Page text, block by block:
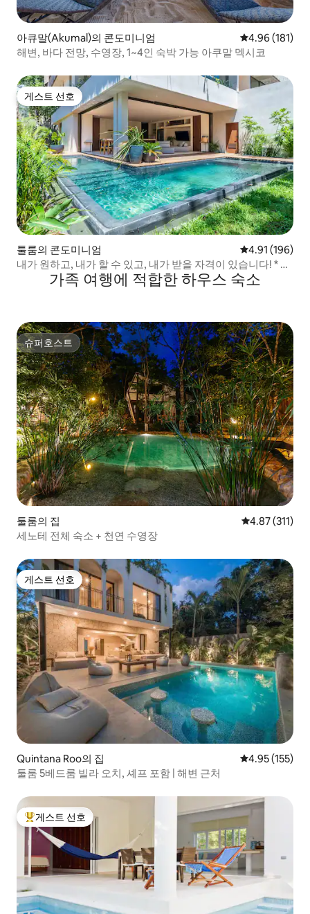
아큐말(Akumal)의 콘도미니엄 평점 4.96점(5
4.96 (181)
해변, 바다 전망, 수영장, 1~4인 숙박 가능 아쿠말 멕시코
게스트 선호
게스트 선호
툴룸의 콘도미니엄 평점 4.91점(5
4.91 (196)
내가 원하고, 내가 할 수 있고, 내가 받을 자격이 있습니다! * 전
용 수영장과 팔라파
가족 여행에 적합한 하우스 숙소
슈퍼호스트
슈퍼호스트
툴룸의 집 평점 4.87점(5
4.87 (311)
세노테 전체 숙소 + 천연 수영장
게스트 선호
게스트 선호
Quintana Roo의 집 평점 4.95점(5
4.95 (155)
툴룸 5베드룸 빌라 오치, 셰프 포함 | 해변 근처
상위 게스트 선호
게스트 선호